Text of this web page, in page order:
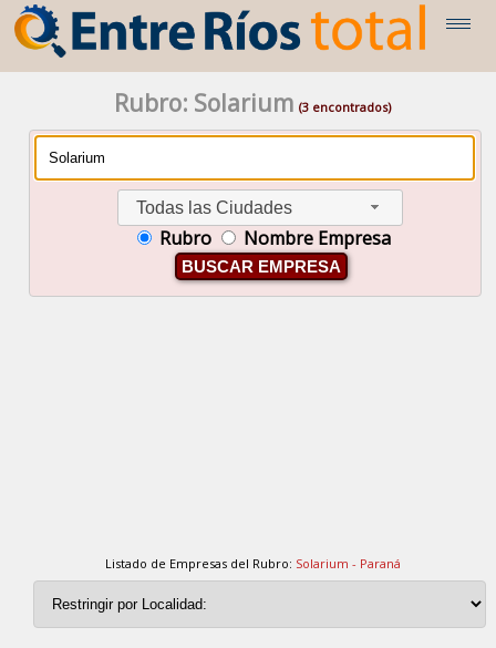
Rubro: Solarium(3 encontrados)
Todas las Ciudades
Rubro Nombre Empresa
BUSCAR EMPRESA
Listado de Empresas del Rubro: Solarium - Paraná